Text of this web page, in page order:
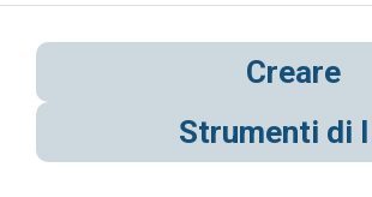
Creare
Strumenti di